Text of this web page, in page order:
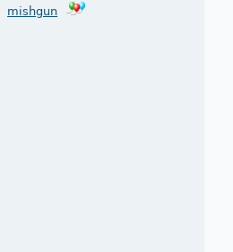
mishgun